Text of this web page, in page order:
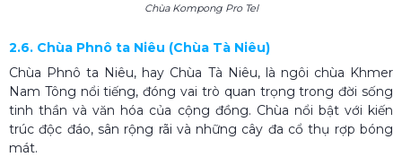
Chùa Kompong Pro Tel
2.6. Chùa Phnô ta Niêu (Chùa Tà Niêu)
Chùa Phnô ta Niêu, hay Chùa Tà Niêu, là ngôi chùa Khmer
Nam Tông nổi tiếng, đóng vai trò quan trọng trong đời sống
tinh thần và văn hóa của cộng đồng. Chùa nổi bật với kiến
trúc độc đáo, sân rộng rãi và những cây đa cổ thụ rợp bóng
mát.